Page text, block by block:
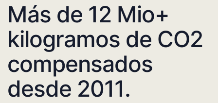
Más de 12 Mio+
kilogramos de CO2
compensados
desde 2011.